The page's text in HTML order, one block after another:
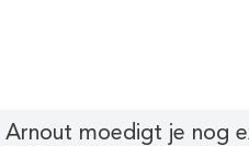
Arnout moedigt je nog